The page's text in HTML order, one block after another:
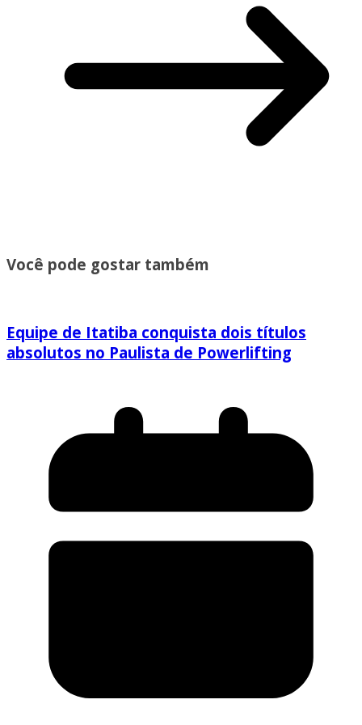
Você pode gostar também
Equipe de Itatiba conquista dois títulos
absolutos no Paulista de Powerlifting